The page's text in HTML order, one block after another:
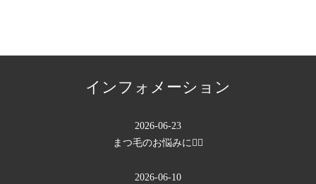
インフォメーション
2026-06-23
まつ毛のお悩みに💁‍♀️
2026-06-10